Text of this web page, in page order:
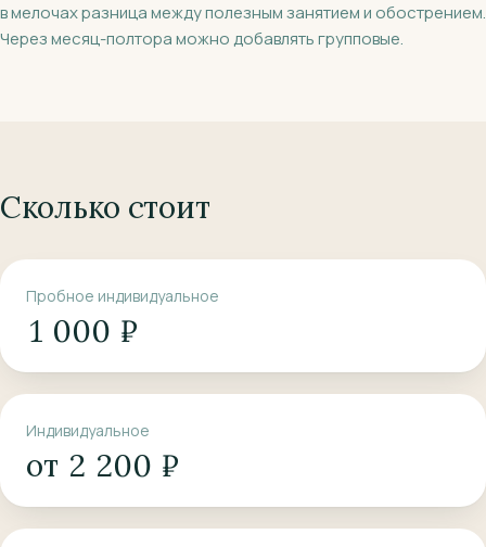
в мелочах разница между полезным занятием и обострением.
Через месяц-полтора можно добавлять групповые.
Сколько стоит
Пробное индивидуальное
1 000 ₽
Индивидуальное
от 2 200 ₽